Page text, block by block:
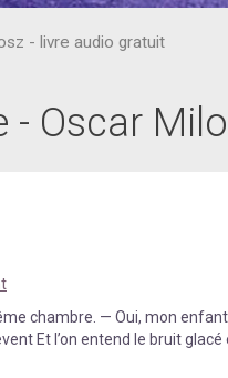
- livre audio gratuit
Oscar
chambre. — Oui, mon
Et l’on entend le bruit glacé